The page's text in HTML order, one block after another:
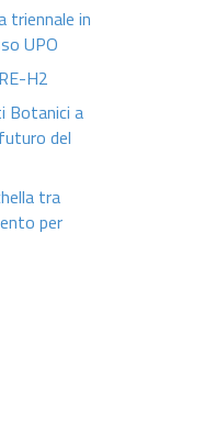
triennale in
UPO
H2
Botanici a
del
tra
per